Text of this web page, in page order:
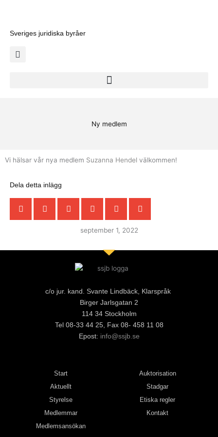
Sveriges juridiska byråer
Ny medlem
Vi hälsar vår nya medlem Suzanna Hendel välkommen!
Dela detta inlägg
september 1, 2022
c/o jur. kand. Svante Lindbäck, Klarspråk
Birger Jarlsgatan 2
114 34 Stockholm
Tel 08-33 44 25, Fax 08- 458 11 08
Epost: info@ssjb.se
Start
Aktuellt
Styrelse
Medlemmar
Medlemsansökan
Auktorisation
Stadgar
Etiska regler
Kontakt